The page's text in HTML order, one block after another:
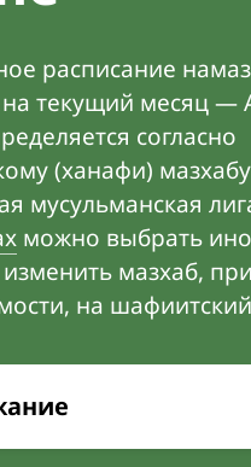
расписание
текущий месяц —
согласно
(ханафи)
мусульманская
можно выбрать
мазхаб, при
на
на сегодня